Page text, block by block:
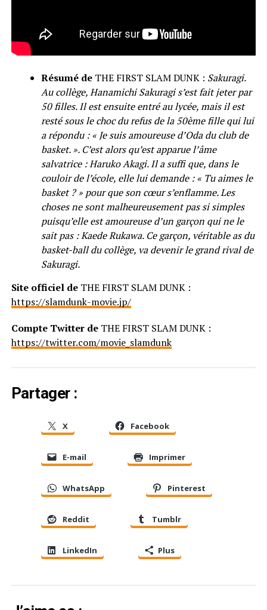
Résumé de THE FIRST SLAM DUNK : Sakuragi.
Au collège, Hanamichi Sakuragi s’est fait jeter par
50 filles. Il est ensuite entré au lycée, mais il est
resté sous le choc du refus de la 50ème fille qui lui
a répondu : « Je suis amoureuse d’Oda du club de
basket. ». C’est alors qu’est apparue l’âme
salvatrice : Haruko Akagi. Il a suffi que, dans le
couloir de l’école, elle lui demande : « Tu aimes le
basket ? » pour que son cœur s’enflamme. Les
choses ne sont malheureusement pas si simples
puisqu’elle est amoureuse d’un garçon qui ne le
sait pas : Kaede Rukawa. Ce garçon, véritable as du
basket-ball du collège, va devenir le grand rival de
Sakuragi.
Site officiel de THE FIRST SLAM DUNK :
https://slamdunk-movie.jp/
Compte Twitter deTHE FIRST SLAM DUNK :
https://twitter.com/movie_slamdunk
Partager :
X Facebook
E-mail Imprimer
WhatsApp Pinterest
Reddit Tumblr
LinkedIn Plus